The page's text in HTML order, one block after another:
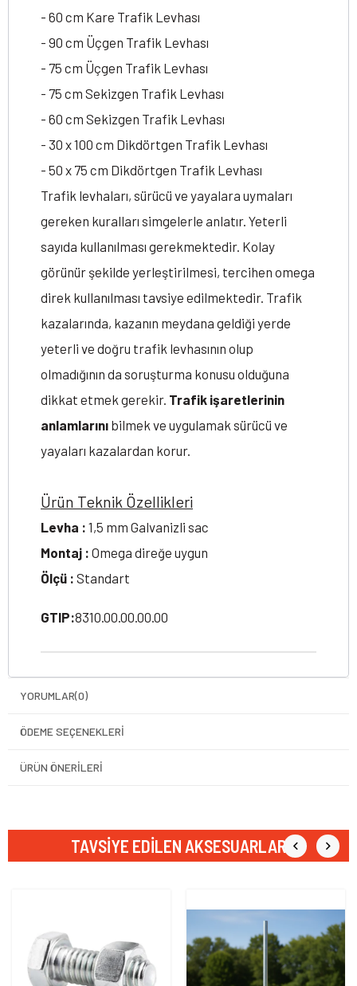
- 60 cm Kare Trafik Levhası
- 90 cm Üçgen Trafik Levhası
- 75 cm Üçgen Trafik Levhası
- 75 cm Sekizgen Trafik Levhası
- 60 cm Sekizgen Trafik Levhası
- 30 x 100 cm Dikdörtgen Trafik Levhası
- 50 x 75 cm Dikdörtgen Trafik Levhası
Trafik levhaları, sürücü ve yayalara uymaları
gereken kuralları simgelerle anlatır. Yeterli
sayıda kullanılması gerekmektedir. Kolay
görünür şekilde yerleştirilmesi, tercihen omega
direk kullanılması tavsiye edilmektedir. Trafik
kazalarında, kazanın meydana geldiği yerde
yeterli ve doğru trafik levhasının olup
olmadığının da soruşturma konusu olduğuna
dikkat etmek gerekir. Trafik işaretlerinin
anlamlarını bilmek ve uygulamak sürücü ve
yayaları kazalardan korur.
Ürün Teknik Özellikleri
Levha : 1,5 mm Galvanizli sac
Montaj : Omega direğe uygun
Ölçü : Standart
GTIP:8310.00.00.00.00
YORUMLAR(0)
ÖDEME SEÇENEKLERI
ÜRÜN ÖNERILERI
TAVSIYE EDILEN AKSESUARLAR